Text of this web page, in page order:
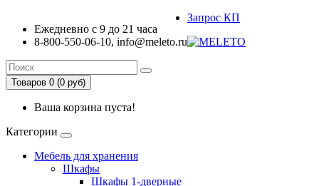
Ежедневно с 9 до 21 часа
8-800-550-06-10, info@meleto.ru
Запрос КП
Товаров 0 (0 pуб)
Ваша корзина пуста!
Категории
Мебель для хранения
Шкафы
Шкафы 1-дверные